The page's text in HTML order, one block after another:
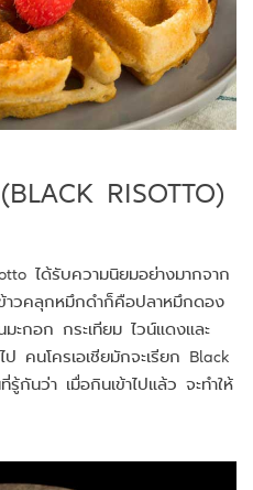
RISOTTO)
ได้รับความนิยมอย่างมากจาก
าวคลุกหมึกดำก็คือปลาหมึกดอง
ะกอก กระเทียม ไวน์แดงและ
คนโครเอเชียมักจะเรียก Black
รู้กันว่า เมื่อกินเข้าไปแล้ว จะทำให้